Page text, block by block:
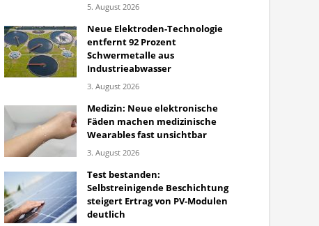
5. August 2026
Neue Elektroden-Technologie
entfernt 92 Prozent
Schwermetalle aus
Industrieabwasser
3. August 2026
Medizin: Neue elektronische
Fäden machen medizinische
Wearables fast unsichtbar
3. August 2026
Test bestanden:
Selbstreinigende Beschichtung
steigert Ertrag von PV-Modulen
deutlich